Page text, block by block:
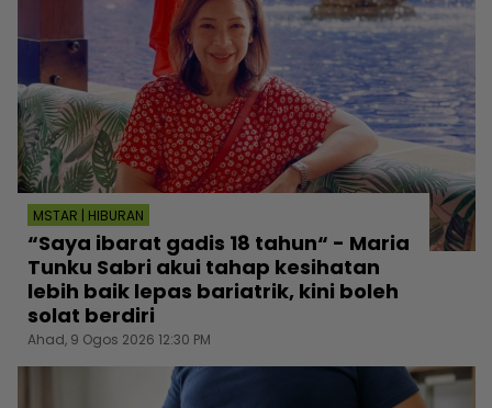
MSTAR | HIBURAN
“Saya ibarat gadis 18 tahun“ - Maria
Tunku Sabri akui tahap kesihatan
lebih baik lepas bariatrik, kini boleh
solat berdiri
Ahad, 9 Ogos 2026 12:30 PM